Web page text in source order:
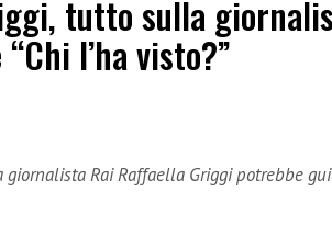
tutto sulla
l’ha visto?”
Rai Raffaella Griggi potrebbe